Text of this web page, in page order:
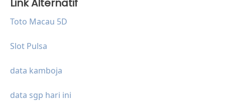
Link Alternatif
Toto Macau 5D
Slot Pulsa
data kamboja
data sgp hari ini